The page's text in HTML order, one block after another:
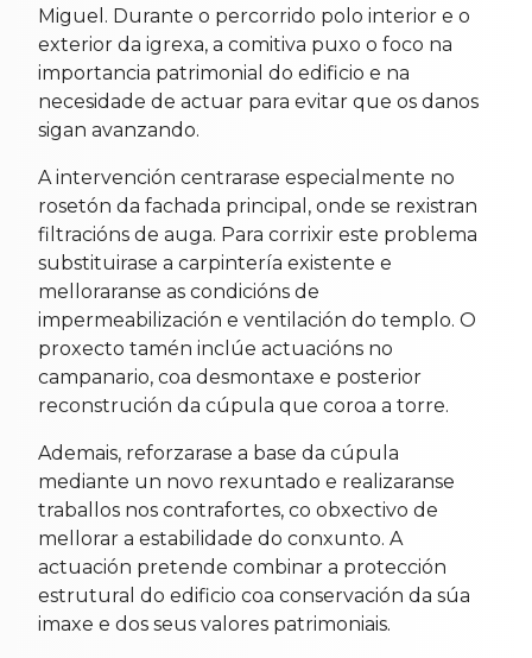
Miguel. Durante o percorrido polo interior e o
exterior da igrexa, a comitiva puxo o foco na
importancia patrimonial do edificio e na
necesidade de actuar para evitar que os danos
sigan avanzando.
A intervención centrarase especialmente no
rosetón da fachada principal, onde se rexistran
filtracións de auga. Para corrixir este problema
substituirase a carpintería existente e
melloraranse as condicións de
impermeabilización e ventilación do templo. O
proxecto tamén inclúe actuacións no
campanario, coa desmontaxe e posterior
reconstrución da cúpula que coroa a torre.
Ademais, reforzarase a base da cúpula
mediante un novo rexuntado e realizaranse
traballos nos contrafortes, co obxectivo de
mellorar a estabilidade do conxunto. A
actuación pretende combinar a protección
estrutural do edificio coa conservación da súa
imaxe e dos seus valores patrimoniais.